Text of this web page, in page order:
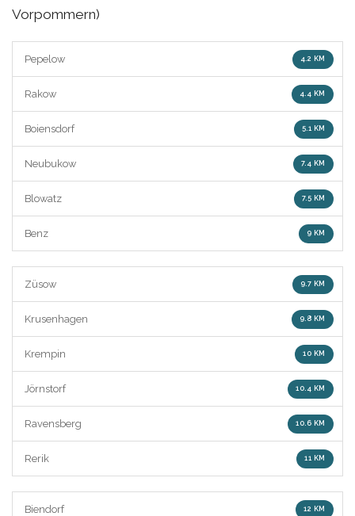
Vorpommern)
Pepelow 4.2 KM
Rakow 4.4 KM
Boiensdorf 5.1 KM
Neubukow 7.4 KM
Blowatz 7.5 KM
Benz 9 KM
Züsow 9.7 KM
Krusenhagen 9.8 KM
Krempin 10 KM
Jörnstorf 10.4 KM
Ravensberg 10.6 KM
Rerik 11 KM
Biendorf 12 KM